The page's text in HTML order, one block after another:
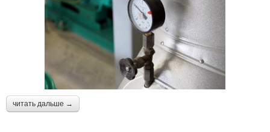
читать дальше →